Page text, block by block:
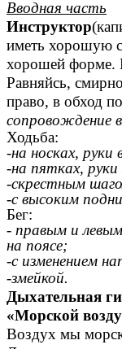
Вводная часть
Инструктор
иметь хорошую
хорошей форме.
Равняйсь,
право, в обход
сопровождение
Ходьба:
-на носках, руки
-на пятках, руки
-скрестным
-с высоким
Бег:
- правым и
на поясе;
-с изменением
-змейкой.
Дыхательная
«Морской
Воздух мы